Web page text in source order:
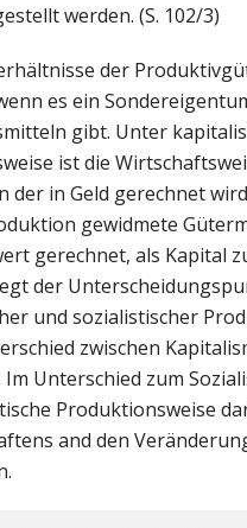
werden. (S. 102/3)
der
es ein
gibt. Unter
ist die
der in Geld gerechnet
gewidmete
gerechnet, als Kapital
der
und sozialistischer
zwischen
Im Unterschied zum
Produktionsweise
and den